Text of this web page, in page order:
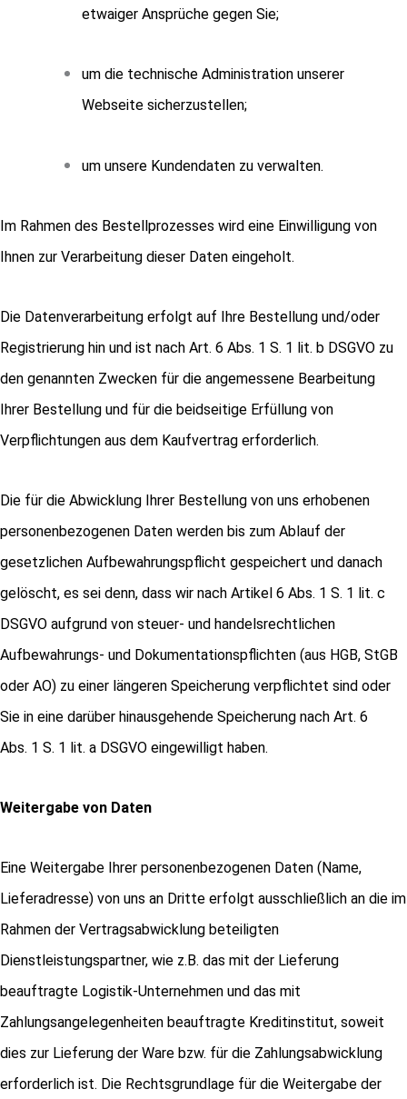
etwaiger Ansprüche gegen Sie;
um die technische Administration unserer
Webseite sicherzustellen;
um unsere Kundendaten zu verwalten.
Im Rahmen des Bestellprozesses wird eine Einwilligung von
Ihnen zur Verarbeitung dieser Daten eingeholt.
Die Datenverarbeitung erfolgt auf Ihre Bestellung und/oder
Registrierung hin und ist nach Art. 6 Abs. 1 S. 1 lit. b DSGVO zu
den genannten Zwecken für die angemessene Bearbeitung
Ihrer Bestellung und für die beidseitige Erfüllung von
Verpflichtungen aus dem Kaufvertrag erforderlich.
Die für die Abwicklung Ihrer Bestellung von uns erhobenen
personenbezogenen Daten werden bis zum Ablauf der
gesetzlichen Aufbewahrungspflicht gespeichert und danach
gelöscht, es sei denn, dass wir nach Artikel 6 Abs. 1 S. 1 lit. c
DSGVO aufgrund von steuer- und handelsrechtlichen
Aufbewahrungs- und Dokumentationspflichten (aus HGB, StGB
oder AO) zu einer längeren Speicherung verpflichtet sind oder
Sie in eine darüber hinausgehende Speicherung nach Art. 6
Abs. 1 S. 1 lit. a DSGVO eingewilligt haben.
Weitergabe von Daten
Eine Weitergabe Ihrer personenbezogenen Daten (Name,
Lieferadresse) von uns an Dritte erfolgt ausschließlich an die im
Rahmen der Vertragsabwicklung beteiligten
Dienstleistungspartner, wie z.B. das mit der Lieferung
beauftragte Logistik-Unternehmen und das mit
Zahlungsangelegenheiten beauftragte Kreditinstitut, soweit
dies zur Lieferung der Ware bzw. für die Zahlungsabwicklung
erforderlich ist. Die Rechtsgrundlage für die Weitergabe der